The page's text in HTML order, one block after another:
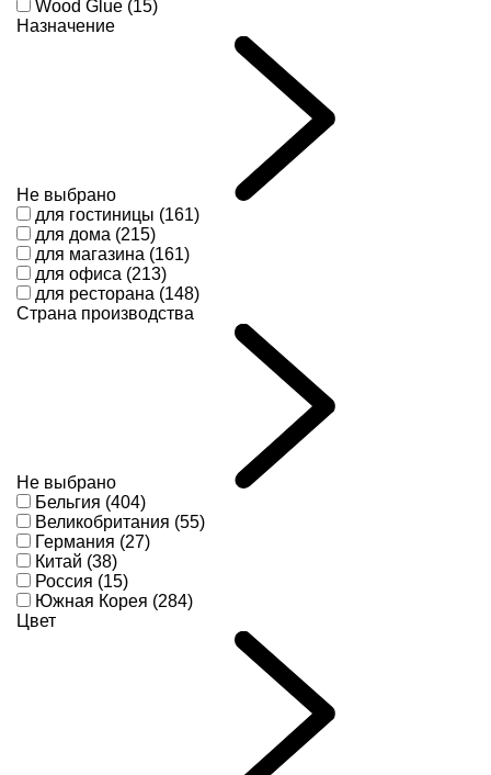
Wood Glue (15)
Назначение
Не выбрано
для гостиницы (161)
для дома (215)
для магазина (161)
для офиса (213)
для ресторана (148)
Страна производства
Не выбрано
Бельгия (404)
Великобритания (55)
Германия (27)
Китай (38)
Россия (15)
Южная Корея (284)
Цвет